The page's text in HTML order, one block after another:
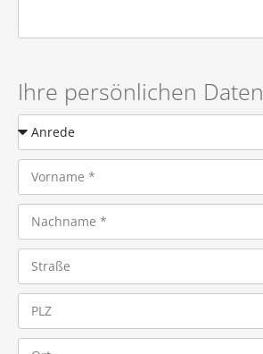
Ihre persönlichen Daten